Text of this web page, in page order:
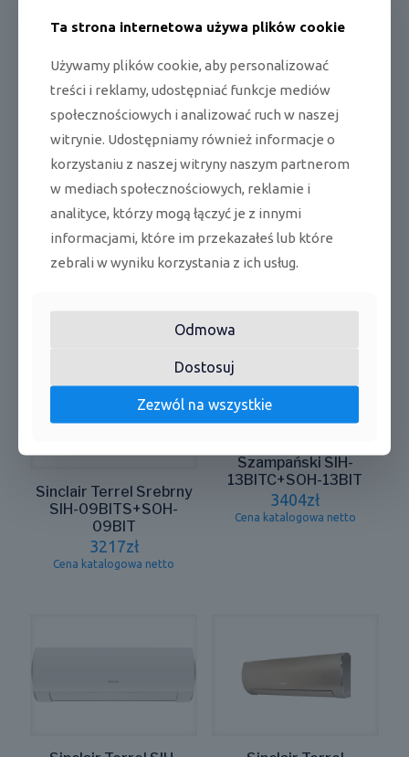
*Wydajne chłodzenie i ogrzewanie,
*Nowoczesne wzornictwo,
*Kontrola temperatury za pomocą dwóch czujników,
*Zoptymalizowana droga przepływu powietrza
Sinclair Terrel Srebrny
SIH-09BITS+SOH-
09BIT
3217zł
Cena katalogowa netto
Szampański SIH-
13BITC+SOH-13BIT
3404zł
Cena katalogowa netto
Ta strona internetowa używa plików cookie
Używamy plików cookie, aby personalizować
treści i reklamy, udostępniać funkcje mediów
społecznościowych i analizować ruch w naszej
witrynie. Udostępniamy również informacje o
korzystaniu z naszej witryny naszym partnerom
w mediach społecznościowych, reklamie i
analityce, którzy mogą łączyć je z innymi
informacjami, które im przekazałeś lub które
zebrali w wyniku korzystania z ich usług.
Odmowa
Dostosuj
Zezwól na wszystkie